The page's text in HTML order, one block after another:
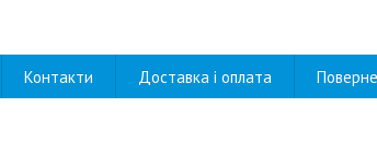
Контакти Доставка і оплата